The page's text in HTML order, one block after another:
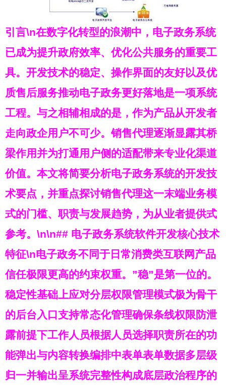
引言\n在数字化转型的浪潮中，电子政务系统
已成为提升政府效率、优化公共服务的重要工
具。开发技术的稳定、操作界面的友好以及优
质售后服务推动电子政务更好落地是一项系统
工程。与之相辅相成的是，作为产品从开发者
走向政企用户不可少。销售代理逐渐显露其桥
梁作用并为打通用户侧的适配带来专业化渠道
价值。本文将简要分析电子政务系统的开发技
术要点，并重点探讨销售代理这一末端业务模
式的门槛、职责与发展趋势，为从业者提供式
参考。\n\n## 电子政务系统软件开发核心技术
特征\n电子政务不同于日常消费类互联网产品
信任极限更高的约束权重。”稳”是第一位的。
稳定性基础上应对分层权限管理模式极为骨干
的后台入口支持常态化管理确保条线权限防泄
露前提下工作人员根据人员选择职责所在的功
能弹出与内容转换编排中表单表单数据多层级
归一并输出呈系统完整性构成底层政治程序的